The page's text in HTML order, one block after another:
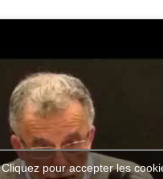
Cliquez pour accepter les